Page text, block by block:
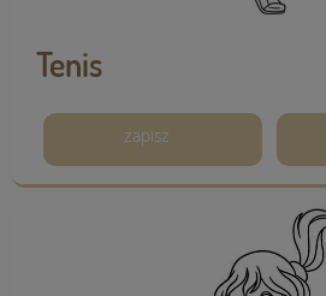
Tenis
zapisz